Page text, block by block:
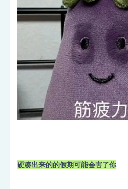
硬凑出来的的假期可能会害了你